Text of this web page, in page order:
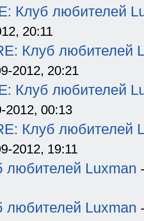
Клуб любителей
20:11
Клуб любителей
2012, 20:21
Клуб любителей
2012, 00:13
Клуб любителей
2012, 19:11
любителей Luxman
любителей Luxman